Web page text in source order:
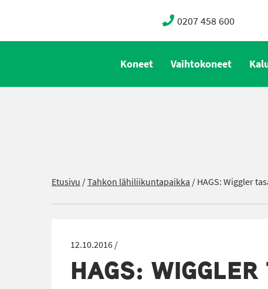
0207 458 600
Koneet Vaihtokoneet
Etusivu /Tahkon lähiliikuntapaikka /HAGS: Wiggler
12.10.2016 /
HAGS: